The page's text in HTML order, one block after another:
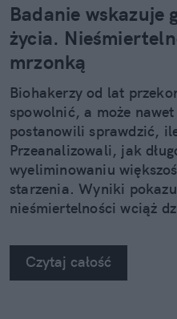
Badanie wskazuje
życia.
mrzonką
Biohakerzy od lat
spowolnić, a może
postanowili sprawdzić,
Przeanalizowali, jak
wyeliminowaniu
starzenia. Wyniki
nieśmiertelności wciąż
Czytaj całość